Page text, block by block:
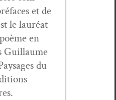
et de
le lau­réat
en
Guil­laume
du